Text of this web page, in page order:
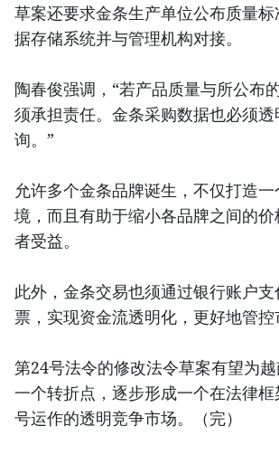
草案还要求金条生产单位公布质量
据存储系统并与管理机构对接。
陶春俊强调，“若产品质量与所公布
须承担责任。金条采购数据也必须
询。”
允许多个金条品牌诞生，不仅打造
境，而且有助于缩小各品牌之间的
者受益。
此外，金条交易也须通过银行账户
票，实现资金流透明化，更好地管控
第24号法令的修改法令草案有望为
一个转折点，逐步形成一个在法律
号运作的透明竞争市场。（完）